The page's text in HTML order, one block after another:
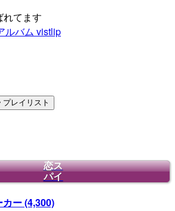
れてます
ルバム vistlip
プレイリスト
恋ス
パイ
カー(4,300)